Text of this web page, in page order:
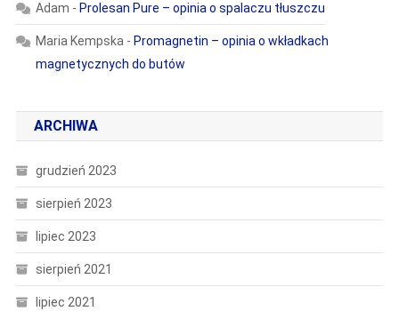
Adam - Prolesan Pure – opinia o spalaczu tłuszczu
Maria Kempska - Promagnetin – opinia o wkładkach
magnetycznych do butów
ARCHIWA
grudzień 2023
sierpień 2023
lipiec 2023
sierpień 2021
lipiec 2021